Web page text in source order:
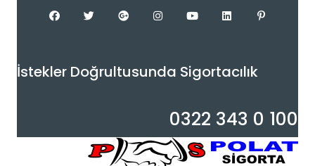
İstekler Doğrultusunda Sigortacılık
0322 343 0 100